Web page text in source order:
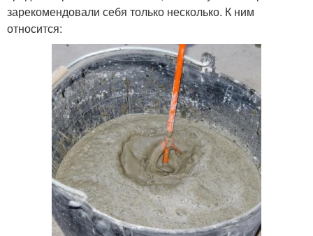
зарекомендовали себя только несколько. К ним
относится: